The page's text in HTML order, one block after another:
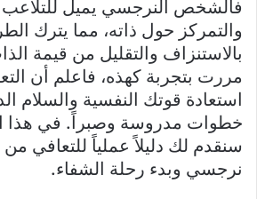
فالشخص النرجسي يميل للتلاعب
والتمركز حول ذاته، مما يترك
بالاستنزاف والتقليل من قيمة
مررت بتجربة كهذه، فاعلم أن
استعادة قوتك النفسية والسلام
خطوات مدروسة وصبراً. في هذا
سنقدم لك دليلاً عملياً للتعافي
نرجسي وبدء رحلة الشفاء.